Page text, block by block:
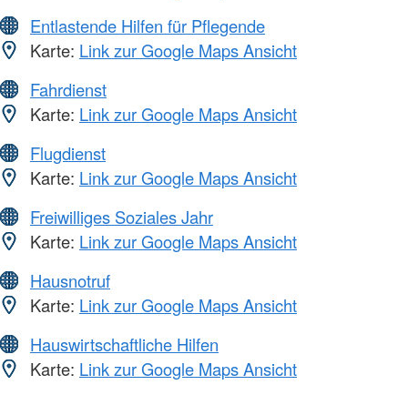
Entlastende Hilfen für Pflegende
Karte: Link zur Google Maps Ansicht
Fahrdienst
Karte: Link zur Google Maps Ansicht
Flugdienst
Karte: Link zur Google Maps Ansicht
Freiwilliges Soziales Jahr
Karte: Link zur Google Maps Ansicht
Hausnotruf
Karte: Link zur Google Maps Ansicht
Hauswirtschaftliche Hilfen
Karte: Link zur Google Maps Ansicht